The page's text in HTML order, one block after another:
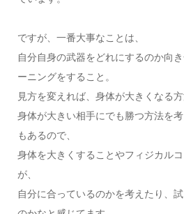
ですが、一番大事なことは、
自分自身の武器をどれにするのか向
ーニングをすること。
見方を変えれば、身体が大きくなる方
身体が大きい相手にでも勝つ方法を
もあるので、
身体を大きくすることやフィジカル
が、
自分に合っているのかを考えたり、